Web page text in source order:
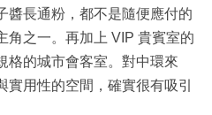
醬長通粉，都不是隨便應付的
角之一。再加上 VIP 貴賓室的
格的城市會客室。對中環來
用性的空間，確實很有吸引